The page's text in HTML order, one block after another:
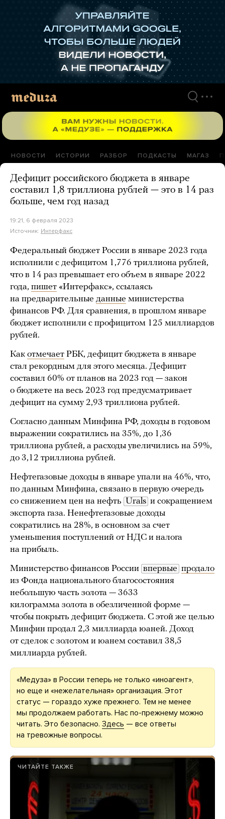
НОВОСТИ ИСТОРИИ РАЗБОР ПОДКАСТЫ МАГАЗ
Дефицит российского бюджета в январе
составил 1,8 триллиона рублей — это в 14 раз
больше, чем год назад
19:21, 6 февраля 2023
Источник: Интерфакс
Федеральный бюджет России в январе 2023 года
исполнили с дефицитом 1,776 триллиона рублей,
что в 14 раз превышает его объем в январе 2022
года, пишет «Интерфакс», ссылаясь
на предварительные данные министерства
финансов РФ. Для сравнения, в прошлом январе
бюджет исполнили с профицитом 125 миллиардов
рублей.
Как отмечает РБК, дефицит бюджета в январе
стал рекордным для этого месяца. Дефицит
составил 60% от планов на 2023 год — закон
о бюджете на весь 2023 год предусматривает
дефицит на сумму 2,93 триллиона рублей.
Согласно данным Минфина РФ, доходы в годовом
выражении сократились на 35%, до 1,36
триллиона рублей, а расходы увеличились на 59%,
до 3,12 триллиона рублей.
Нефтегазовые доходы в январе упали на 46%, что,
по данным Минфина, связано в первую очередь
со снижением цен на нефть Urals и сокращением
экспорта газа. Ненефтегазовые доходы
сократились на 28%, в основном за счет
уменьшения поступлений от НДС и налога
на прибыль.
Министерство финансов России впервые продало
из Фонда национального благосостояния
небольшую часть золота — 3633
килограмма золота в обезличенной форме —
чтобы покрыть дефицит бюджета. С этой же целью
Минфин продал 2,3 миллиарда юаней. Доход
от сделок с золотом и юанем составил 38,5
миллиарда рублей.
«Медуза» в России теперь не только «иноагент»,
но еще и «нежелательная» организация. Этот
статус — гораздо хуже прежнего. Тем не менее
мы продолжаем работать. Нас по-прежнему можно
читать. Это безопасно. Здесь — все ответы
на тревожные вопросы.
ЧИТАЙТЕ ТАКЖЕ